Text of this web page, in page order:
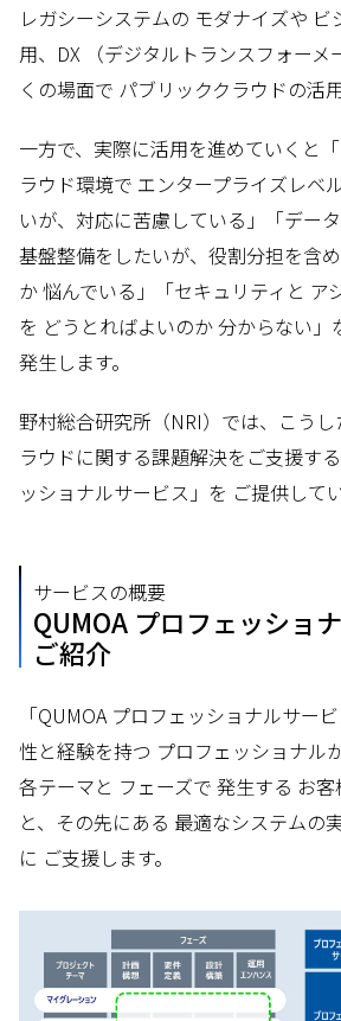
レガシーシステムの モダナイズや
用、DX （デジタルトランスフォーメ
くの場面で パブリッククラウドの活
一方で、実際に活用を進めていくと
ラウド環境で エンタープライズレベ
いが、対応に苦慮している」「デー
基盤整備をしたいが、役割分担を含
か 悩んでいる」「セキュリティと ア
を どうとればよいのか 分からない」
発生します。
野村総合研究所（NRI）では、こう
ラウドに関する課題解決をご支援す
ッショナルサービス」を ご提供してい
サービスの概要
QUMOA プロフェッショ
ご紹介
「QUMOA プロフェッショナルサー
性と経験を持つ プロフェッショナル
各テーマと フェーズで 発生する お
と、その先にある 最適なシステムの
に ご支援します。